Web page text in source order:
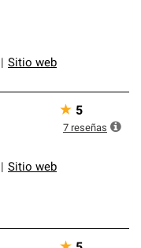
Sitio web
Sitio web
★ 5
7 reseñas